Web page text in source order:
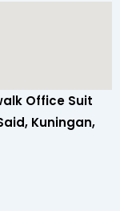
Office Suit
Kuningan,